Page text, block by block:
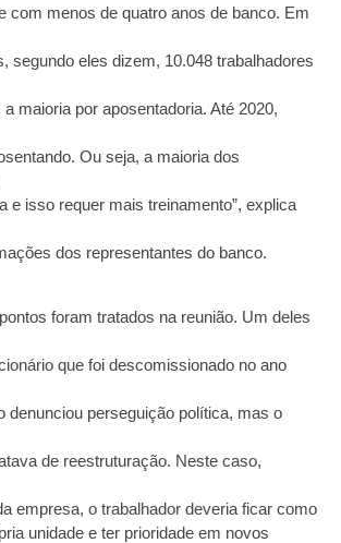
com menos de quatro anos de banco. Em
segundo eles dizem, 10.048 trabalhadores
maioria por aposentadoria. Até 2020,
Ou seja, a maioria dos
e isso requer mais treinamento”, explica
dos representantes do banco.
foram tratados na reunião. Um deles
que foi descomissionado no ano
denunciou perseguição política, mas o
de reestruturação. Neste caso,
empresa, o trabalhador deveria ficar como
unidade e ter prioridade em novos